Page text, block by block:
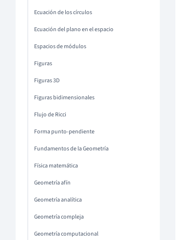
Ecuación de los círculos
Ecuación del plano en el espacio
Espacios de módulos
Figuras
Figuras 3D
Figuras bidimensionales
Flujo de Ricci
Forma punto-pendiente
Fundamentos de la Geometría
Física matemática
Geometría afín
Geometría analítica
Geometría compleja
Geometría computacional